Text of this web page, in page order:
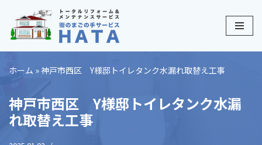
コ
ン
へ
ス
ホーム »神戸市西区 Y様邸トイレタンク水漏れ取替え工事
神戸市西区 Y様邸トイレタンク水漏
れ取替え工事